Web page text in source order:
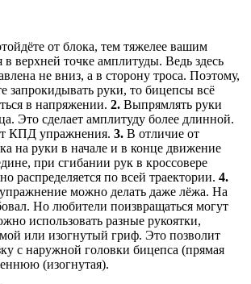
от блока, тем тяжелее вашим
в верхней точке амплитуды. Ведь здесь
не вниз, а в сторону троса. Поэтому,
запрокидывать руки, то бицепсы всё
в напряжении. 2. Выпрямлять руки
Это сделает амплитуду более длинной.
КПД упражнения. 3. В отличие от
на руки в начале и в конце движение
при сгибании рук в кроссовере
распределяется по всей траектории. 4.
можно делать даже лёжа. На
Но любители поизвращаться могут
использовать разные рукоятки,
или изогнутый гриф. Это позволит
с наружной головки бицепса (прямая
(изогнутая).